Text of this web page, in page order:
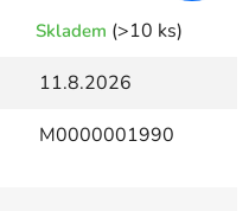
Skladem (>10 ks)
11.8.2026
M0000001990